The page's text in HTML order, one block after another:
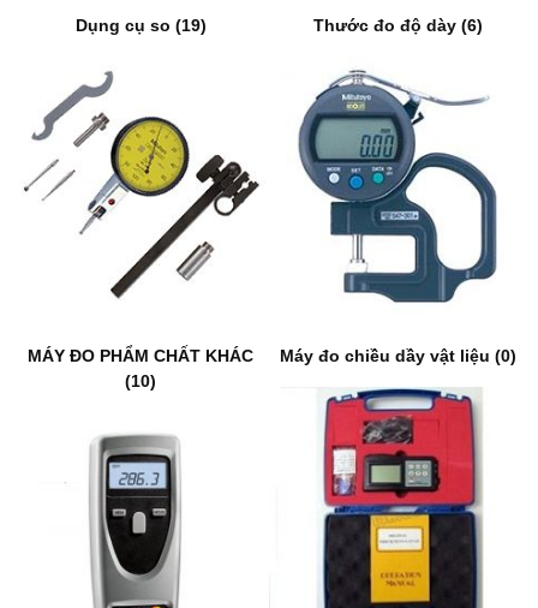
Dụng cụ so (19) Thước đo độ dày (6)
MÁY ĐO PHẨM CHẤT KHÁC
(10)
Máy đo chiều dầy vật liệu (0)